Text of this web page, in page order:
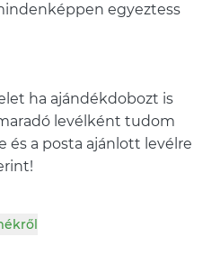
egyeztess
ha ajándékdobozt is
levélként tudom
és a posta ajánlott levélre